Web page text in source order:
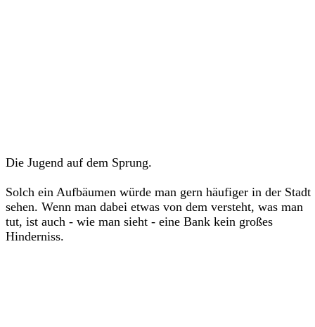
Die Jugend auf dem Sprung.
Solch ein Aufbäumen würde man gern häufiger in der Stadt
sehen. Wenn man dabei etwas von dem versteht, was man
tut, ist auch - wie man sieht - eine Bank kein großes
Hinderniss.